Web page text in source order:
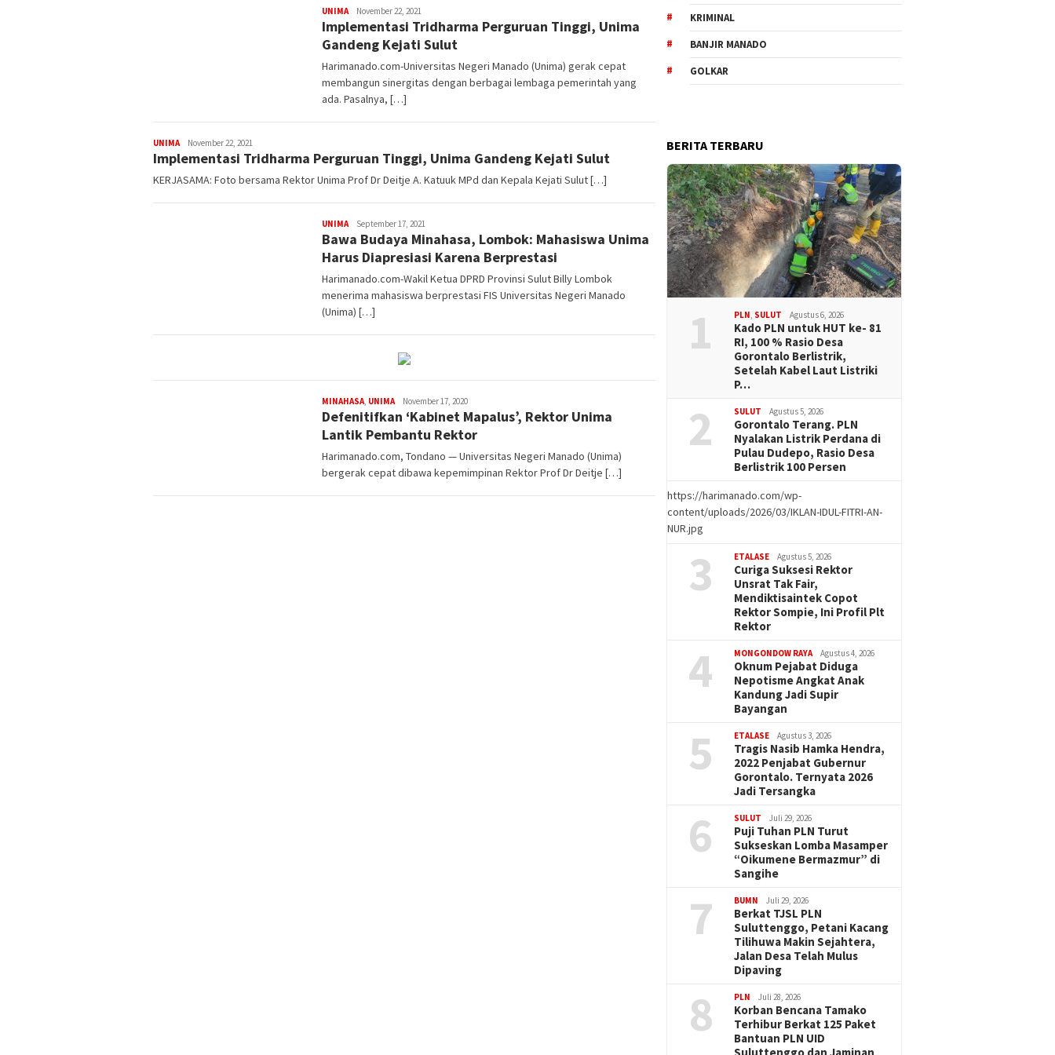
UNIMAadmin-
harimanado
November 22, 2021
Implementasi Tridharma Perguruan Tinggi, Unima
Gandeng Kejati Sulut
Harimanado.com-Universitas Negeri Manado (Unima) gerak cepat
membangun sinergitas dengan berbagai lembaga pemerintah yang
ada. Pasalnya, […]
UNIMAadmin-
harimanado
November 22, 2021
Implementasi Tridharma Perguruan Tinggi, Unima Gandeng Kejati Sulut
KERJASAMA: Foto bersama Rektor Unima Prof Dr Deitje A. Katuuk MPd dan Kepala Kejati Sulut […]
UNIMAadmin-
harimanado
September 17, 2021
Bawa Budaya Minahasa, Lombok: Mahasiswa Unima
Harus Diapresiasi Karena Berprestasi
Harimanado.com-Wakil Ketua DPRD Provinsi Sulut Billy Lombok
menerima mahasiswa berprestasi FIS Universitas Negeri Manado
(Unima) […]
MINAHASA, UNIMAAdmin
November 17, 2020
Defenitifkan ‘Kabinet Mapalus’, Rektor Unima
Lantik Pembantu Rektor
Harimanado.com, Tondano — Universitas Negeri Manado (Unima)
bergerak cepat dibawa kepemimpinan Rektor Prof Dr Deitje […]
KRIMINAL
BANJIR MANADO
GOLKAR
BERITA TERBARU
1 PLN SULUT Agustus 6, 2026
Kado PLN untuk HUT ke- 81
RI, 100 % Rasio Desa
Gorontalo Berlistrik,
Setelah Kabel Laut Listriki
P…
2 SULUT Agustus 5, 2026
Gorontalo Terang. PLN
Nyalakan Listrik Perdana di
Pulau Dudepo, Rasio Desa
Berlistrik 100 Persen
https://harimanado.com/wp-
content/uploads/2026/03/IKLAN-IDUL-FITRI-AN-
NUR.jpg
3 ETALASE Agustus 5, 2026
Curiga Suksesi Rektor
Unsrat Tak Fair,
Mendiktisaintek Copot
Rektor Sompie, Ini Profil Plt
Rektor
4 MONGONDOW RAYA Agustus 4, 2026
Oknum Pejabat Diduga
Nepotisme Angkat Anak
Kandung Jadi Supir
Bayangan
5 ETALASE Agustus 3, 2026
Tragis Nasib Hamka Hendra,
2022 Penjabat Gubernur
Gorontalo. Ternyata 2026
Jadi Tersangka
6 SULUT Juli 29, 2026
Puji Tuhan PLN Turut
Sukseskan Lomba Masamper
“Oikumene Bermazmur” di
Sangihe
7 BUMN Juli 29, 2026
Berkat TJSL PLN
Suluttenggo, Petani Kacang
Tilihuwa Makin Sejahtera,
Jalan Desa Telah Mulus
Dipaving
8 PLN Juli 28, 2026
Korban Bencana Tamako
Terhibur Berkat 125 Paket
Bantuan PLN UID